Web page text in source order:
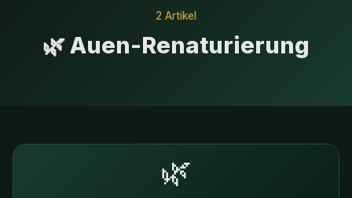
2 Artikel
🌿 Auen-Renaturierung
🌿